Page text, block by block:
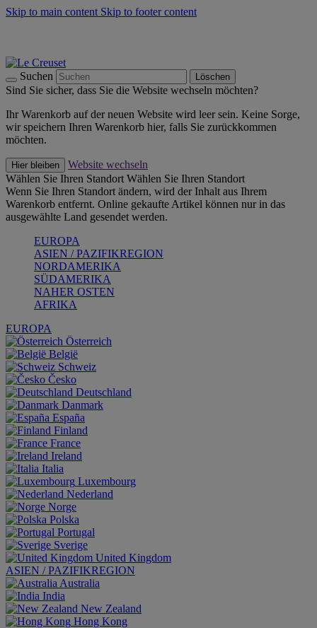
Skip to main content Skip to footer content
Suchen Löschen
Sind Sie sicher, dass Sie die Website wechseln möchten?
Ihr Warenkorb auf der neuen Website wird leer sein. Keine Sorge,
wir speichern Ihren Warenkorb hier, falls Sie zurückkommen
möchten.
Hier bleiben
Website wechseln
Wählen Sie Ihren Standort Wählen Sie Ihren Standort
Wenn Sie Ihren Standort ändern, wird der Inhalt aus Ihrem
Warenkorb entfernt. Online gekaufte Artikel können nur in das
ausgewählte Land gesendet werden.
EUROPA
ASIEN / PAZIFIKREGION
NORDAMERIKA
SÜDAMERIKA
NAHER OSTEN
AFRIKA
EUROPA
Österreich
België
Schweiz
Česko
Deutschland
Danmark
España
Finland
France
Ireland
Italia
Luxembourg
Nederland
Norge
Polska
Portugal
Sverige
United Kingdom
ASIEN / PAZIFIKREGION
Australia
India
New Zealand
Hong Kong